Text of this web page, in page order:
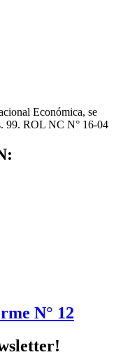
Económica, se
99. ROL NC N° 16-04
N° 12